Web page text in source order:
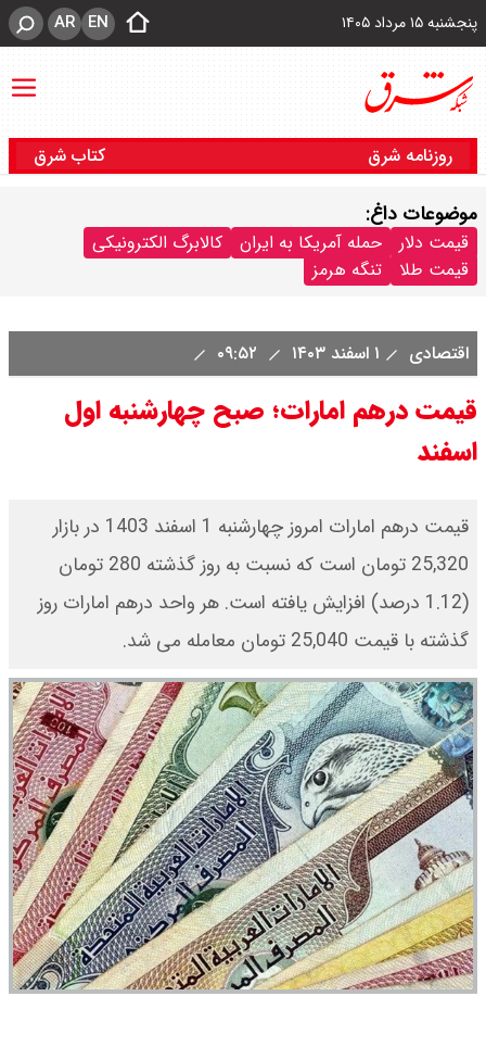
پنجشنبه ۱۵ مرداد ۱۴۰۵ EN
AR
روزنامه شرق کتاب شرق
موضوعات داغ:
قیمت دلار حمله آمریکا به ایران
کالابرگ الکترونیکی
قیمت طلا
تنگه هرمز
اقتصادی ۱ اسفند ۱۴۰۳
قیمت درهم امارات؛ صبح چهارشنبه اول
اسفند
قیمت درهم امارات امروز چهارشنبه 1 اسفند 1403 در بازار
25,320 تومان است که نسبت به روز گذشته 280 تومان
(1.12 درصد) افزایش یافته است. هر واحد درهم امارات روز
گذشته با قیمت 25,040 تومان معامله می شد.